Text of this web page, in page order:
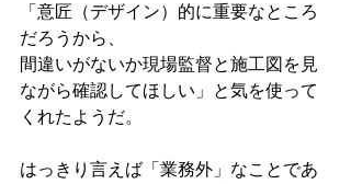
「意匠（デザイン）的に重要なところ
だろうから、
間違いがないか現場監督と施工図を見
ながら確認してほしい」と気を使って
くれたようだ。
はっきり言えば「業務外」なことであ